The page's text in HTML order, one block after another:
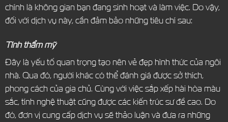
chính là không gian bạn đang sinh hoạt và làm việc. Do vậy,
đối với dịch vụ này, cần đảm bảo những tiêu chí sau:
Tính thẩm mỹ
Đây là yếu tố quan trọng tạo nên vẻ đẹp hình thức của ngôi
nhà. Qua đó, người khác có thể đánh giá được sở thích,
phong cách của gia chủ. Cùng với việc sắp xếp hài hòa màu
sắc, tính nghệ thuật cũng được các kiến trúc sư đề cao. Do
đó, đơn vị cung cấp dịch vụ sẽ thảo luận và đưa ra những